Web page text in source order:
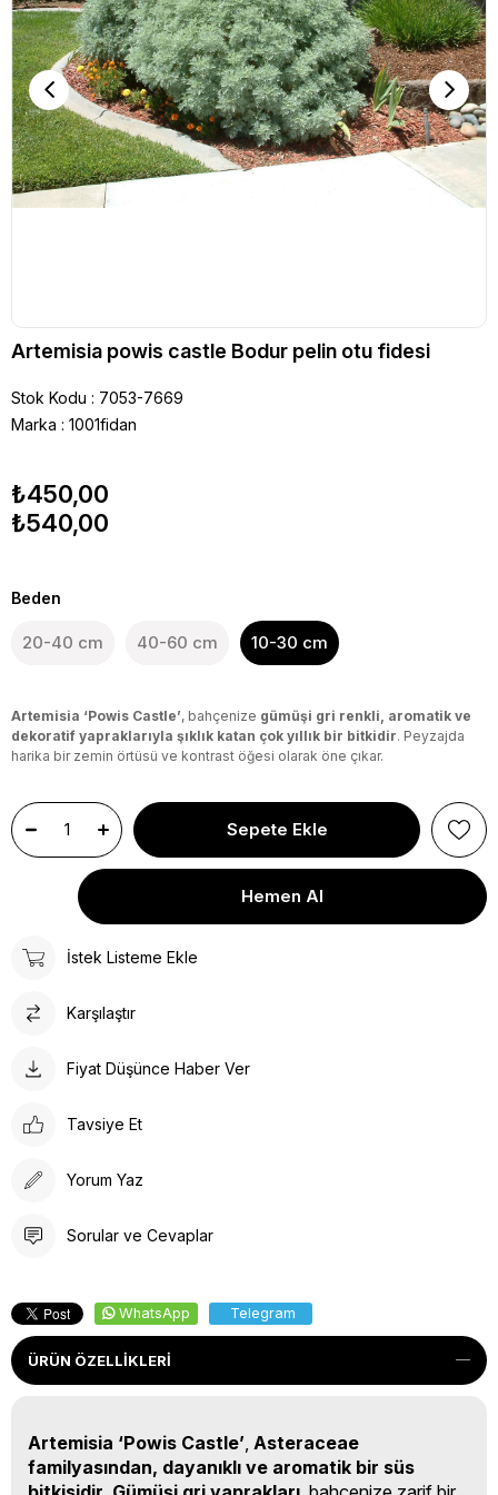
Artemisia powis castle Bodur pelin otu fidesi
Stok Kodu
7053-7669
Marka : 1001fidan
₺450,00
₺540,00
Beden
20-40 cm 40-60 cm 10-30 cm
Artemisia ‘Powis Castle’, bahçenize gümüşi gri renkli, aromatik ve
dekoratif yapraklarıyla şıklık katan çok yıllık bir bitkidir. Peyzajda
harika bir zemin örtüsü ve kontrast öğesi olarak öne çıkar.
İstek Listeme Ekle
Karşılaştır
Fiyat Düşünce Haber Ver
Tavsiye Et
Yorum Yaz
Sorular ve Cevaplar
WhatsApp Telegram
ÜRÜN ÖZELLIKLERI
Artemisia ‘Powis Castle’ Asteraceae
familyasından, dayanıklı ve aromatik bir süs